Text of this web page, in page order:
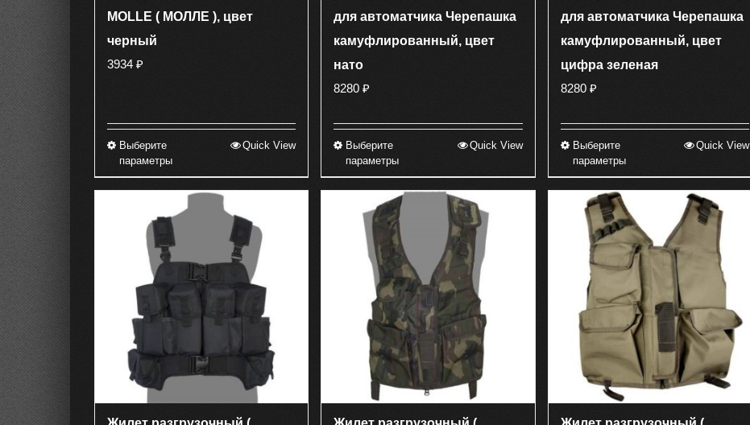
MOLLE ( МОЛЛЕ ), цвет
черный
3934 ₽
Выберите
параметры
имеет
несколько
вариаций.
Опции
можно
странице
товара.
Quick View
для автоматчика Черепашка
камуфлированный, цвет
нато
8280₽
Выберите
параметры
имеет
несколько
вариаций.
Опции
можно
выбрать
на
странице
товара.
Quick View
для автоматчика Черепашка
камуфлированный, цвет
цифра зеленая
8280 ₽
Выберите
параметры
имеет
несколько
вариаций.
Опции
можно
выбрать
на
странице
товара.
Quick View